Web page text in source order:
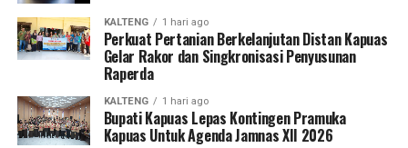
bagian dari strategi perusahaan dalam memperkuat
positioning dan meningkatkan brand awareness di tingkat
nasional, sekaligus membuka peluang kolaborasi strategis
dengan berbagai pihak.
Dengan capaian ini, Bank Kalsel menegaskan komitmennya
untuk terus tumbuh sebagai bank daerah yang kompetitif,
KALTENG 1 hari ago
Perkuat Pertanian Berkelanjutan Distan Kapuas
Gelar Rakor dan Singkronisasi Penyusunan
Raperda
KALTENG 1 hari ago
Bupati Kapuas Lepas Kontingen Pramuka
Kapuas Untuk Agenda Jamnas XII 2026